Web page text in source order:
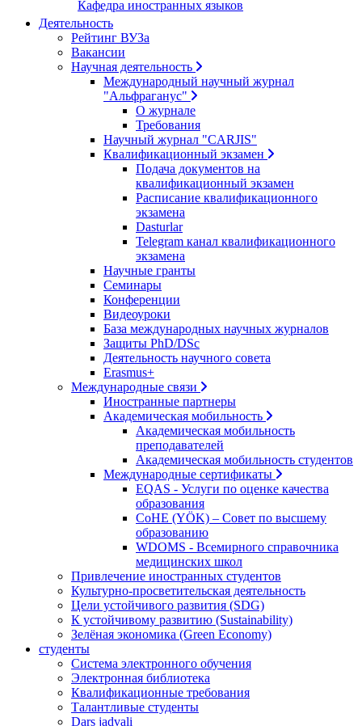
Кафедра иностранных языков
Деятельность
Рейтинг ВУЗа
Вакансии
Научная деятельность
Международный научный журнал
"Альфраганус"
О журнале
Требования
Научный журнал "CARJIS"
Квалификационный экзамен
Подача документов на
квалификационный экзамен
Расписание квалификационного
экзамена
Dasturlar
Telegram канал квалификационного
экзамена
Научные гранты
Семинары
Конференции
Видеоуроки
База международных научных журналов
Защиты PhD/DSc
Деятельность научного совета
Erasmus+
Международные связи
Иностранные партнеры
Академическая мобильность
Академическая мобильность
преподавателей
Академическая мобильность студентов
Международные сертификаты
EQAS - Услуги по оценке качества
образования
CoHE (YÖK) – Совет по высшему
образованию
WDOMS - Всемирного справочника
медицинских школ
Привлечение иностранных студентов
Культурно-просветительская деятельность
Цели устойчивого развития (SDG)
К устойчивому развитию (Sustainability)
Зелёная экономика (Green Economy)
студенты
Система электронного обучения
Электронная библиотека
Квалификационные требования
Талантливые студенты
Dars jadvali